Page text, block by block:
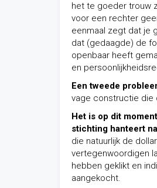
het te goeder trouw
voor een rechter
eenmaal zegt dat je
dat (gedaagde) de
openbaar heeft
en
Een tweede
vage constructie die
Het is op dit
stichting hanteert
die natuurlijk de
vertegenwoordigen
hebben geklikt en
aangekocht.